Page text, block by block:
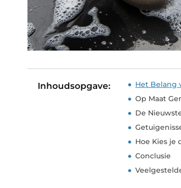
Inhoudsopgave:
Het Belang
Op Maat
De
Hoe Kies je
Conclusie